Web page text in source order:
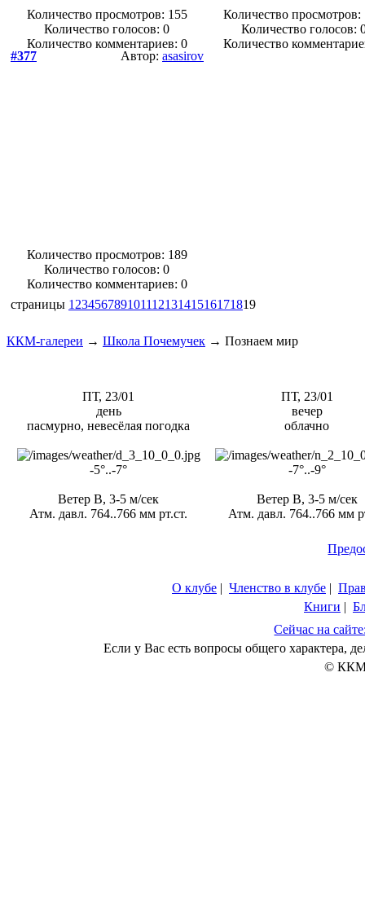
Количество просмотров: 155
Количество голосов:0
Количество комментариев: 0
Количество просмотров:
Количество голосов:
Количество
#377
Автор: asasirov
Количество просмотров: 189
Количество голосов:0
Количество комментариев: 0
страницы 1 2345678910111213141516171819
ККМ-галереи → Школа Почемучек → Познаем мир
ПТ, 23/01
день
пасмурно, невесёлая погодка
-5°..-7°
Ветер В, 3-5 м/сек
Атм. давл. 764..766 мм рт.ст.
ПТ, 23/01
вечер
облачно
-7°..-9°
Ветер В, 3-5 м/сек
Атм. давл. 764..766 мм
О клубе | Членство в клубе |
Книги |
Сейчас на
Если у Вас есть вопросы общего характера,
© ККМ